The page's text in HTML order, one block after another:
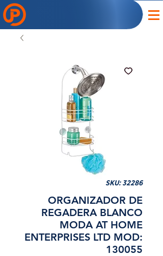
SKU: 32286
ORGANIZADOR DE
REGADERA BLANCO
MODA AT HOME
ENTERPRISES LTD MOD:
130055